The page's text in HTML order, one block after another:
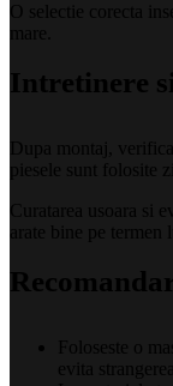
O selectie corecta
mare.
Intretinere
Dupa montaj,
piesele sunt folosite
Curatarea usoara si
arate bine pe termen
Foloseste o
evita